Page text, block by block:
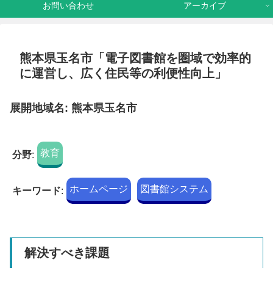
お問い合わせ アーカイブ
熊本県玉名市「電子図書館を圏域で効率的
に運営し、広く住民等の利便性向上」
展開地域名: 熊本県玉名市
分野: 教育
キーワード: ホームページ 図書館システム
解決すべき課題